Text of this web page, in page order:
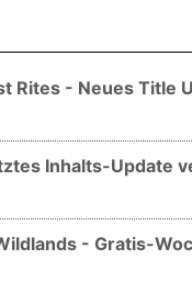
Rites - Neues Title
Inhalts-Update
- Gratis-